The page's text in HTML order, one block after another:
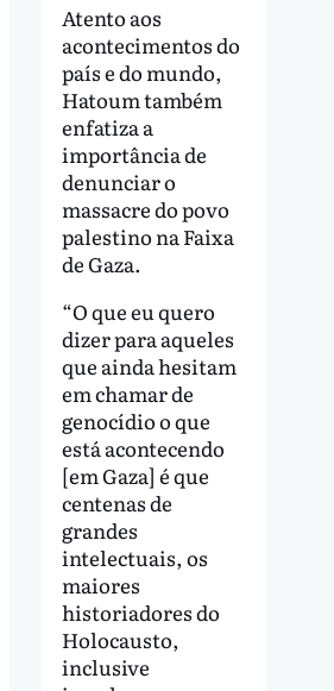
Atento aos
acontecimentos do
país e do mundo,
Hatoum também
enfatiza a
importância de
denunciar o
massacre do povo
palestino na Faixa
de Gaza.
“O que eu quero
dizer para aqueles
que ainda hesitam
em chamar de
genocídio o que
está acontecendo
[em Gaza] é que
centenas de
grandes
intelectuais, os
maiores
historiadores do
Holocausto,
inclusive